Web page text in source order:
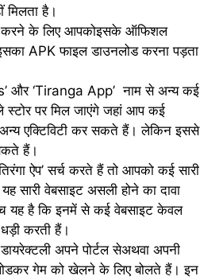
मिलता है।
करने के लिए आपकोइसके ऑफिशल
APK फाइल डाउनलोड करना पड़ता
और ‘Tiranga App’ नाम से अन्य कई
स्टोर पर मिल जाएंगे जहां आप कई
एक्टिविटी कर सकते हैं। लेकिन इससे
हैं।
ऐप’ सर्च करते हैं तो आपको कई सारी
सारी वेबसाइट असली होने का दावा
यह है कि इनमें से कई वेबसाइट केवल
करती हैं।
अपने पोर्टल सेअथवा अपनी
गेम को खेलने के लिए बोलते हैं। इन